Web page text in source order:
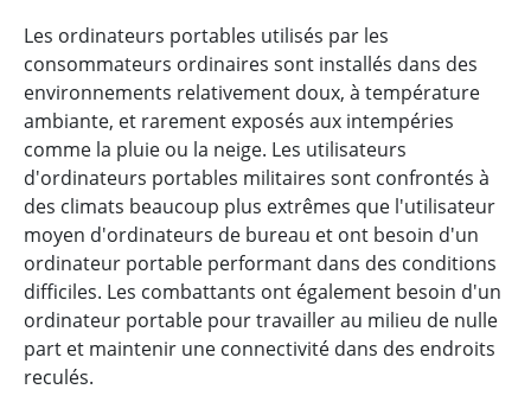
Les ordinateurs portables utilisés par les
consommateurs ordinaires sont installés dans des
environnements relativement doux, à température
ambiante, et rarement exposés aux intempéries
comme la pluie ou la neige. Les utilisateurs
d'ordinateurs portables militaires sont confrontés à
des climats beaucoup plus extrêmes que l'utilisateur
moyen d'ordinateurs de bureau et ont besoin d'un
ordinateur portable performant dans des conditions
difficiles. Les combattants ont également besoin d'un
ordinateur portable pour travailler au milieu de nulle
part et maintenir une connectivité dans des endroits
reculés.